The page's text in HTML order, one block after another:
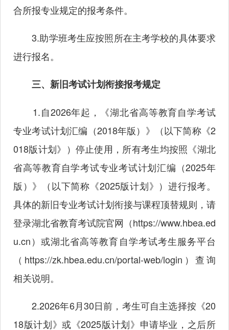
合所报专业规定的报考条件。
3.助学班考生应按照所在主考学校的具体要求
进行报名。
三、新旧考试计划衔接报考规定
1.自2026年起，《湖北省高等教育自学考试
专业考试计划汇编（2018年版）》（以下简称《2
018版计划》）停止使用，所有考生均按照《湖北
省高等教育自学考试专业考试计划汇编（2025年
版）》（以下简称《2025版计划》）进行报考。
具体的新旧专业考试计划衔接与课程顶替规则，请
登录湖北省教育考试院官网（https://www.hbea.ed
u.cn）或湖北省高等教育自学考试考生服务平台
（ https://zk.hbea.edu.cn/portal-web/login ）查询
相关说明。
2.2026年6月30日前，考生可自主选择按《20
18版计划》或《2025版计划》申请毕业，之后所